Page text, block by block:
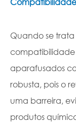
Quando se
compatibilidade
aparafusados
robusta, pois o
uma barreira,
produtos